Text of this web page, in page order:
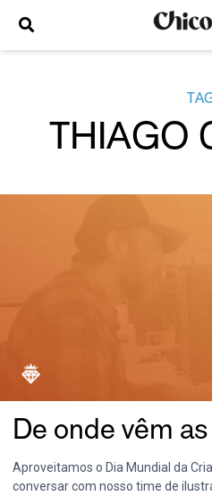
THIAGO
De onde vêm
Aproveitamos o Dia Mundial da
conversar com nosso time de